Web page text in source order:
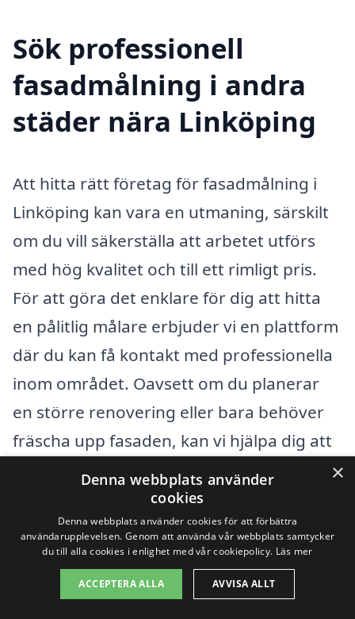
Sök professionell
fasadmålning i andra
städer nära Linköping
Att hitta rätt företag för fasadmålning i
Linköping kan vara en utmaning, särskilt
om du vill säkerställa att arbetet utförs
med hög kvalitet och till ett rimligt pris.
För att göra det enklare för dig att hitta
en pålitlig målare erbjuder vi en plattform
där du kan få kontakt med professionella
inom området. Oavsett om du planerar
en större renovering eller bara behöver
fräscha upp fasaden, kan vi hjälpa dig att
hitta det bästa erbjudandet.
Det kan också vara värt att överväga
företag i närområdet för att få flera
alternativ och prisklasser. Här är några
städer i närheten av Linköping där du kan
×
Denna webbplats använder
cookies
Denna webbplats använder cookies för att förbättra
användarupplevelsen. Genom att använda vår webbplats samtycker
du till alla cookies i enlighet med vår cookiepolicy. Läs mer
ACCEPTERA ALLA AVVISA ALLT